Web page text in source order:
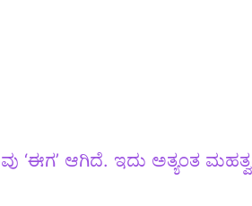
‘ಈಗ’ ಆಗಿದೆ. ಇದು ಅತ್ಯಂತ